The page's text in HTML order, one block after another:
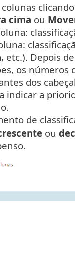
cima ou
etc.). Depois
os números
dos
indicar a
de
ou